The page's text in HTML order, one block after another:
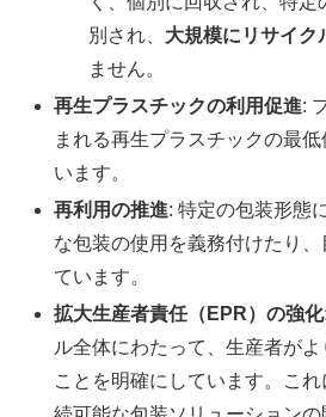
別され、 大規模にリサイク
ません。
再生プラスチックの利用促進:
まれる再生プラスチックの最
います。
再利用の推進: 特定の包装形態
な包装の使用を義務付けたり
ています。
拡大生産者責任（EPR）の強化
ル全体にわたって、生産者が
ことを明確にしています。こ